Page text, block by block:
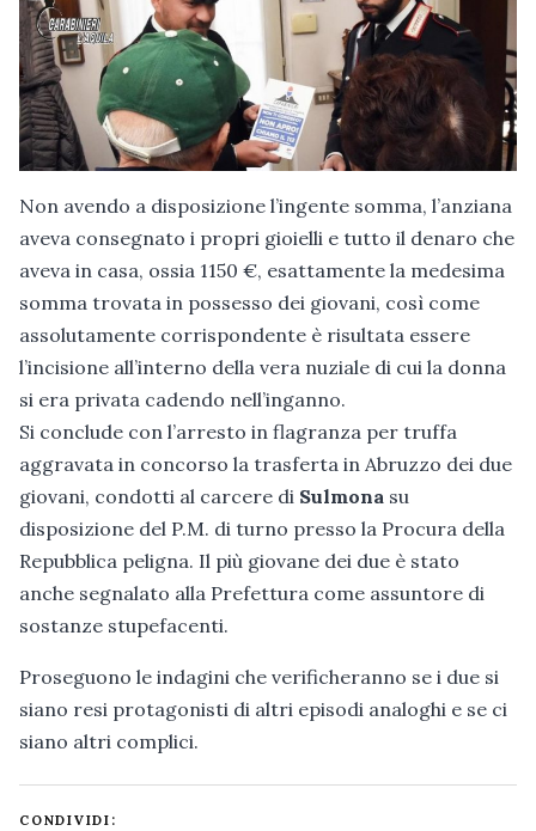
Non avendo a disposizione l’ingente somma, l’anziana
aveva consegnato i propri gioielli e tutto il denaro che
aveva in casa, ossia 1150 €, esattamente la medesima
somma trovata in possesso dei giovani, così come
assolutamente corrispondente è risultata essere
l’incisione all’interno della vera nuziale di cui la donna
si era privata cadendo nell’inganno.
Si conclude con l’arresto in flagranza per truffa
aggravata in concorso la trasferta in Abruzzo dei due
giovani, condotti al carcere di Sulmona su
disposizione del P.M. di turno presso la Procura della
Repubblica peligna. Il più giovane dei due è stato
anche segnalato alla Prefettura come assuntore di
sostanze stupefacenti.
Proseguono le indagini che verificheranno se i due si
siano resi protagonisti di altri episodi analoghi e se ci
siano altri complici.
CONDIVIDI: